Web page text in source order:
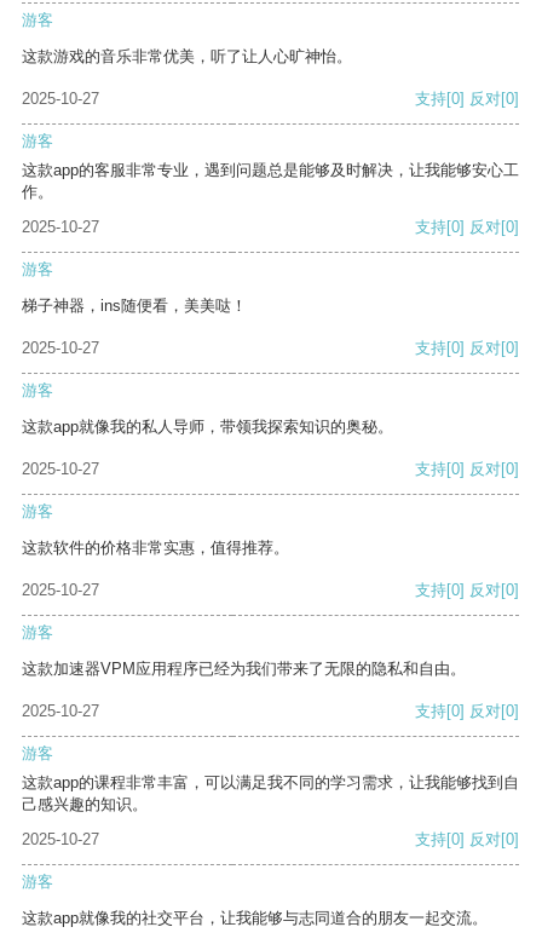
游客
这款游戏的音乐非常优美，听了让人心旷神怡。
2025-10-27 支持[0] 反对[0]
游客
这款app的客服非常专业，遇到问题总是能够及时解决，让我能够安心工
作。
2025-10-27
支持[0] 反对[0]
游客
梯子神器，ins随便看，美美哒！
2025-10-27 支持[0] 反对[0]
游客
这款app就像我的私人导师，带领我探索知识的奥秘。
2025-10-27 支持[0] 反对[0]
游客
这款软件的价格非常实惠，值得推荐。
2025-10-27 支持[0] 反对[0]
游客
这款加速器VPM应用程序已经为我们带来了无限的隐私和自由。
2025-10-27 支持[0] 反对[0]
游客
这款app的课程非常丰富，可以满足我不同的学习需求，让我能够找到自
己感兴趣的知识。
2025-10-27
支持[0] 反对[0]
游客
这款app就像我的社交平台，让我能够与志同道合的朋友一起交流。